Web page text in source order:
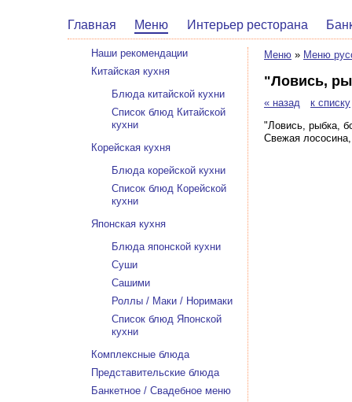
Главная Меню Интерьер ресторана
Меню » Меню
"Ловись,
« назад
к списку
"Ловись, рыбка,
Свежая
Наши рекомендации
Китайская кухня
Блюда китайской кухни
Список блюд Китайской
кухни
Корейская кухня
Блюда корейской кухни
Список блюд Корейской
кухни
Японская кухня
Блюда японской кухни
Суши
Сашими
Роллы / Маки / Норимаки
Список блюд Японской
кухни
Комплексные блюда
Представительские блюда
Банкетное / Свадебное меню